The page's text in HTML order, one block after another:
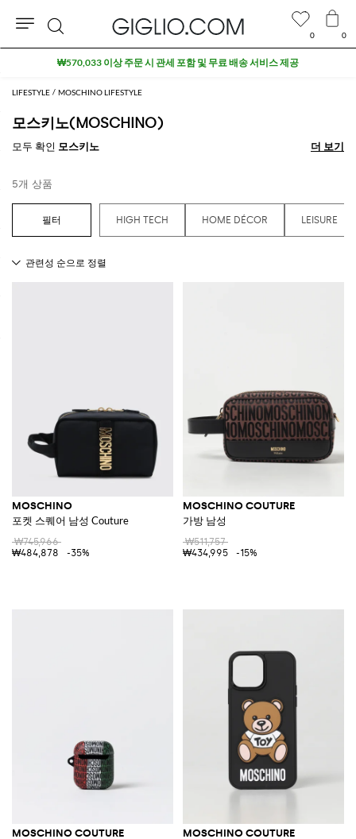
LIFESTYLE MOSCHINO LIFESTYLE
모스키노(MOSCHINO)
모두 확인 모스키노 더 보기
더 보기
5개 상품
HIGH TECH HOME DÉCOR LEISURE
MOSCHINO
포켓 스퀘어 남성 Couture
₩745,966
₩484,878
-35%
MOSCHINO COUTURE
가방 남성
₩511,757
₩434,995
-15%
MOSCHINO COUTURE MOSCHINO COUTURE
0 0
검
색
₩570,033 이상 주문 시 관세 포함 및 무료 배송 서비스 제공